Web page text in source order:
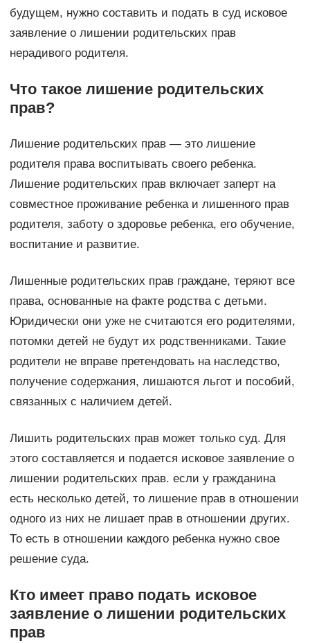
будущем, нужно составить и подать в суд исковое
заявление о лишении родительских прав
нерадивого родителя.
Что такое лишение родительских
прав?
Лишение родительских прав — это лишение
родителя права воспитывать своего ребенка.
Лишение родительских прав включает заперт на
совместное проживание ребенка и лишенного прав
родителя, заботу о здоровье ребенка, его обучение,
воспитание и развитие.
Лишенные родительских прав граждане, теряют все
права, основанные на факте родства с детьми.
Юридически они уже не считаются его родителями,
потомки детей не будут их родственниками. Такие
родители не вправе претендовать на наследство,
получение содержания, лишаются льгот и пособий,
связанных с наличием детей.
Лишить родительских прав может только суд. Для
этого составляется и подается исковое заявление о
лишении родительских прав. если у гражданина
есть несколько детей, то лишение прав в отношении
одного из них не лишает прав в отношении других.
То есть в отношении каждого ребенка нужно свое
решение суда.
Кто имеет право подать исковое
заявление о лишении родительских
прав